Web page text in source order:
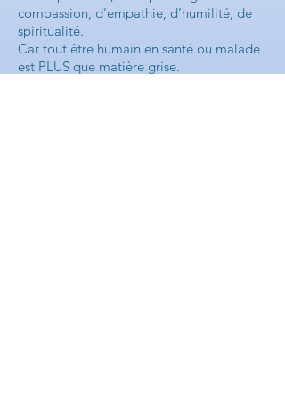
compassion, d’empathie, d’humilité, de
spiritualité.
Car tout être humain en santé ou malade
est PLUS que matière grise.